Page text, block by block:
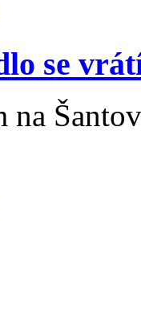
se
na